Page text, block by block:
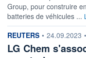
Group, pour construire
batteries de véhicules ...
information fournie par
REUTERS • 24.09.2023 •
LG Chem